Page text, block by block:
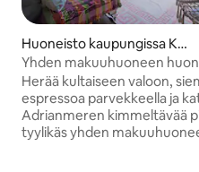
Huoneisto kaupungissa Kot
or
Yhden makuuhuoneen
on upeat näkymät
Herää kultaiseen valoon,
espressoa parvekkeella ja
Adrianmeren kimmeltävää
tyylikäs yhden